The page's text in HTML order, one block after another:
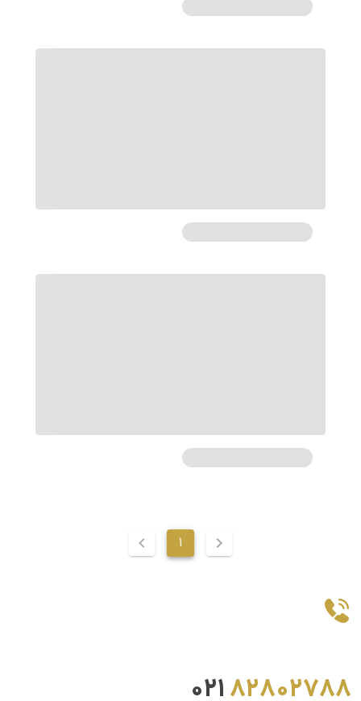
1
82802788
021